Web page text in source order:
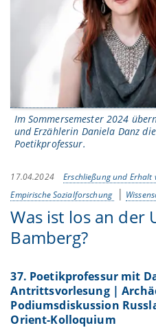
Im Sommersemester 2024
und Erzählerin Daniela Danz
Poetikprofessur.
17.04.2024 Erschließung und
Empirische Sozialforschung
Was ist los an der
Bamberg?
37. Poetikprofessur mit
Antrittsvorlesung |
Podiumsdiskussion
Orient-Kolloquium